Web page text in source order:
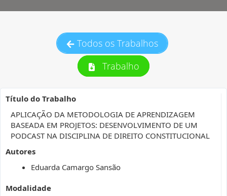
Todos os Trabalhos
Trabalho
Título do Trabalho
APLICAÇÃO DA METODOLOGIA DE APRENDIZAGEM
BASEADA EM PROJETOS: DESENVOLVIMENTO DE UM
PODCAST NA DISCIPLINA DE DIREITO CONSTITUCIONAL
Autores
Eduarda Camargo Sansão
Modalidade